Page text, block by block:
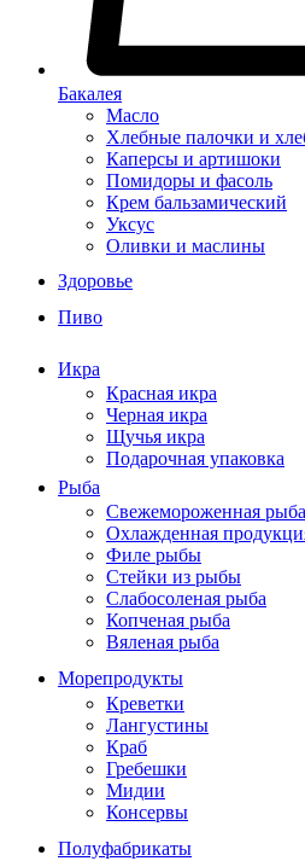
Бакалея
Масло
Хлебные палочки и
Каперсы и артишоки
Помидоры и фасоль
Крем бальзамический
Уксус
Оливки и маслины
Здоровье
Пиво
Икра
Красная икра
Черная икра
Щучья икра
Подарочная упаковка
Рыба
Свежемороженная рыба
Охлажденная
Филе рыбы
Стейки из рыбы
Слабосоленая рыба
Копченая рыба
Вяленая рыба
Морепродукты
Креветки
Лангустины
Краб
Гребешки
Мидии
Консервы
Полуфабрикаты